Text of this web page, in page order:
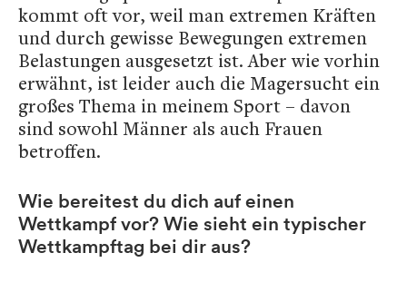
kommt oft vor, weil man extremen Kräften
und durch gewisse Bewegungen extremen
Belastungen ausgesetzt ist. Aber wie vorhin
erwähnt, ist leider auch die Magersucht ein
großes Thema in meinem Sport – davon
sind sowohl Männer als auch Frauen
betroffen.
Wie bereitest du dich auf einen
Wettkampf vor? Wie sieht ein typischer
Wettkampftag bei dir aus?